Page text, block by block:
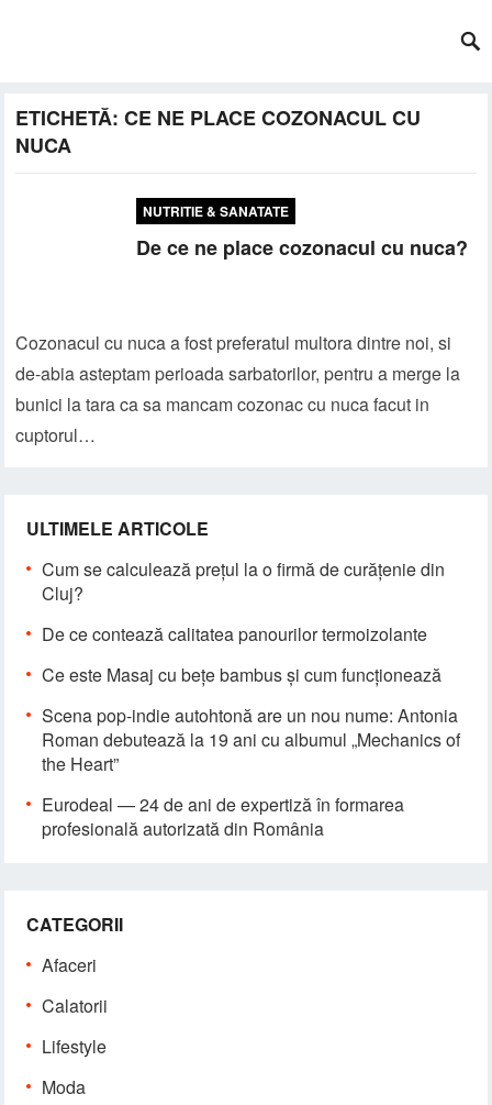
ETICHETĂ:CE NE PLACE COZONACUL CU
NUCA
NUTRITIE & SANATATE
De ce ne place cozonacul cu nuca?
Cozonacul cu nuca a fost preferatul multora dintre noi, si
de-abia asteptam perioada sarbatorilor, pentru a merge la
bunici la tara ca sa mancam cozonac cu nuca facut in
cuptorul…
ULTIMELE ARTICOLE
Cum se calculează prețul la o firmă de curățenie din
Cluj?
De ce contează calitatea panourilor termoizolante
Ce este Masaj cu bețe bambus și cum funcționează
Scena pop-indie autohtonă are un nou nume: Antonia
Roman debutează la 19 ani cu albumul „Mechanics of
the Heart”
Eurodeal — 24 de ani de expertiză în formarea
profesională autorizată din România
CATEGORII
Afaceri
Calatorii
Lifestyle
Moda